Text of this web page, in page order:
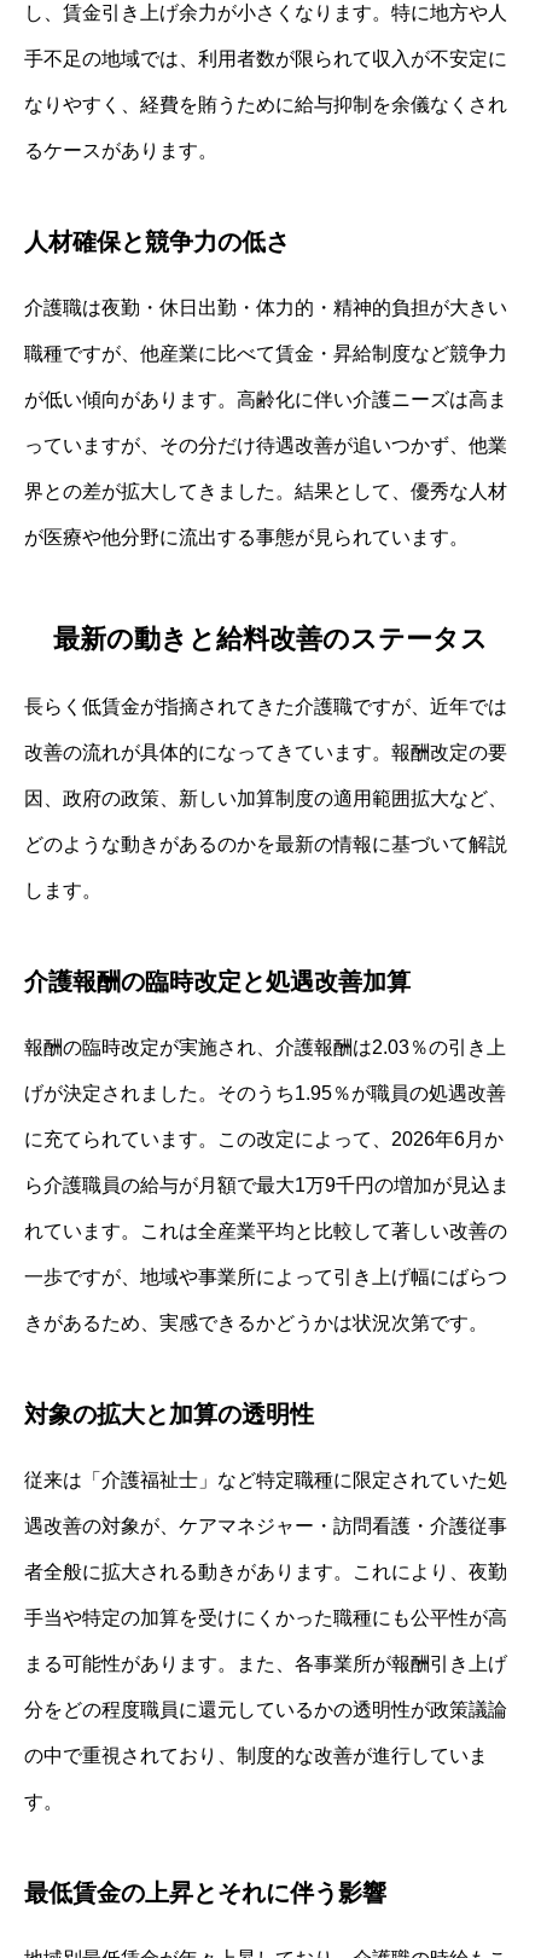
し、賃金引き上げ余力が小さくなります。特に地方や人
手不足の地域では、利用者数が限られて収入が不安定に
なりやすく、経費を賄うために給与抑制を余儀なくされ
るケースがあります。
人材確保と競争力の低さ
介護職は夜勤・休日出勤・体力的・精神的負担が大きい
職種ですが、他産業に比べて賃金・昇給制度など競争力
が低い傾向があります。高齢化に伴い介護ニーズは高ま
っていますが、その分だけ待遇改善が追いつかず、他業
界との差が拡大してきました。結果として、優秀な人材
が医療や他分野に流出する事態が見られています。
最新の動きと給料改善のステータス
長らく低賃金が指摘されてきた介護職ですが、近年では
改善の流れが具体的になってきています。報酬改定の要
因、政府の政策、新しい加算制度の適用範囲拡大など、
どのような動きがあるのかを最新の情報に基づいて解説
します。
介護報酬の臨時改定と処遇改善加算
報酬の臨時改定が実施され、介護報酬は2.03％の引き上
げが決定されました。そのうち1.95％が職員の処遇改善
に充てられています。この改定によって、2026年6月か
ら介護職員の給与が月額で最大1万9千円の増加が見込ま
れています。これは全産業平均と比較して著しい改善の
一歩ですが、地域や事業所によって引き上げ幅にばらつ
きがあるため、実感できるかどうかは状況次第です。
対象の拡大と加算の透明性
従来は「介護福祉士」など特定職種に限定されていた処
遇改善の対象が、ケアマネジャー・訪問看護・介護従事
者全般に拡大される動きがあります。これにより、夜勤
手当や特定の加算を受けにくかった職種にも公平性が高
まる可能性があります。また、各事業所が報酬引き上げ
分をどの程度職員に還元しているかの透明性が政策議論
の中で重視されており、制度的な改善が進行していま
す。
最低賃金の上昇とそれに伴う影響